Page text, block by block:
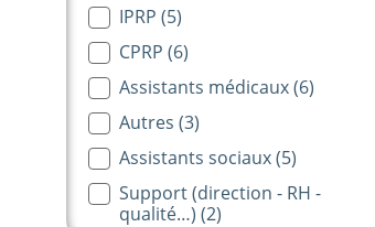
IPRP (5)
CPRP (6)
Assistants médicaux(6)
Autres (3)
Assistants sociaux(5)
Support (direction - RH -
qualité…) (2)